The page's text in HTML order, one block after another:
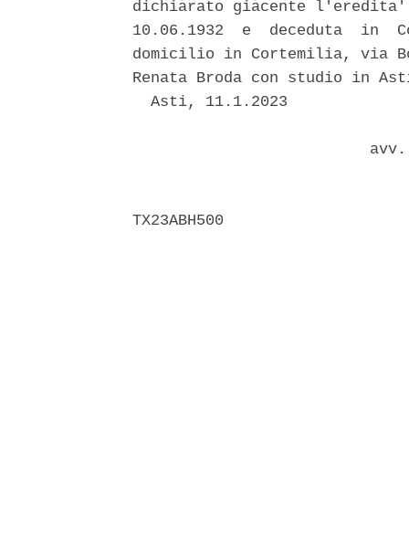
dichiarato giacente
10.06.1932  e  deceduta  in
domicilio in Cortemilia, via
Renata Broda con studio in
  Asti, 11.1.2023